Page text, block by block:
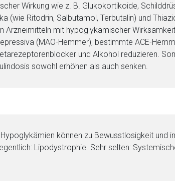
Wirkung wie z. B. Glukokortikoide,
(wie Ritodrin, Salbutamol, Terbutalin) und
Arzneimitteln mit hypoglykämischer
(MAO-Hemmer), bestimmte ACE-
und Alkohol reduzieren.
sowohl erhöhen als auch senken.
können zu Bewusstlosigkeit und
Lipodystrophie. Sehr selten: